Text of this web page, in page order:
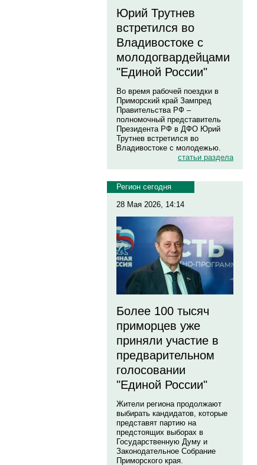
Юрий Трутнев
встретился во
Владивостоке с
молодогвардейцами
"Единой России"
Во время рабочей поездки в
Приморский край Зампред
Правительства РФ –
полномочный представитель
Президента РФ в ДФО Юрий
Трутнев встретился во
Владивостоке с молодежью.
статьи раздела
Регион сегодня
28 Мая 2026, 14:14
Более 100 тысяч
приморцев уже
приняли участие в
предварительном
голосовании
"Единой России"
Жители региона продолжают
выбирать кандидатов, которые
представят партию на
предстоящих выборах в
Государственную Думу и
Законодательное Собрание
Приморского края.